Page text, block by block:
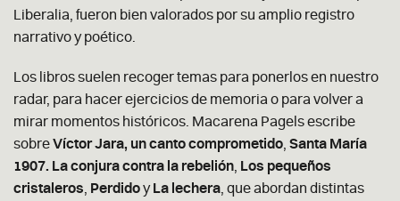
Liberalia, fueron bien valorados por su amplio registro
narrativo y poético.
Los libros suelen recoger temas para ponerlos en nuestro
radar, para hacer ejercicios de memoria o para volver a
mirar momentos históricos. Macarena Pagels escribe
sobreVíctor Jara, un canto comprometido Santa María
1907. La conjura contra la rebelión
Los pequeños
cristaleros
Perdidoy La lechera , que abordan distintas